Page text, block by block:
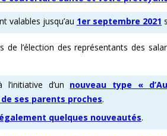
ENOVACOM
CONTINUE
CSE & RP – MANDATS ATTRACTIFS !
valables jusqu’au 1er septembre 2021
de l’élection des représentants des
d’un nouveau type «
ses parents proches.
quelques nouveautés.